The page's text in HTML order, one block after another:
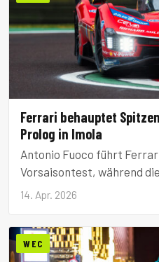
Ferrari behauptet
Prolog in Imola
Antonio Fuoco führt
Vorsaisontest, während
heranrückt.
14. Apr. 2026
WEC